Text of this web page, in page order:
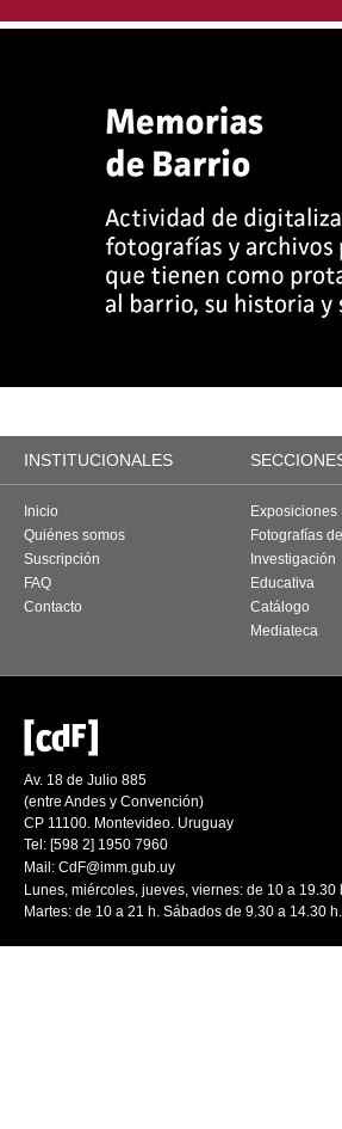
INSTITUCIONALES
Inicio
Quiénes somos
Suscripción
FAQ
Contacto
Exposiciones
Fotografías
Investigación
Educativa
Catálogo
Mediateca
Av. 18 de Julio 885
(entre Andes y Convención)
CP 11100. Montevideo. Uruguay
Tel: [598 2] 1950 7960
Mail: CdF@imm.gub.uy
Lunes, miércoles, jueves, viernes: de 10 a 19.30
Martes: de 10 a 21 h. Sábados de 9.30 a 14.30 h.